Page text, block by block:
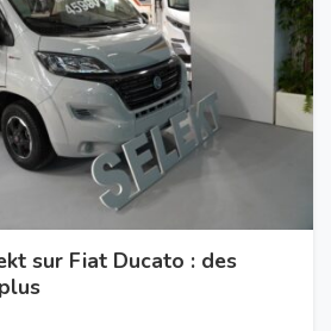
sur Fiat Ducato : des